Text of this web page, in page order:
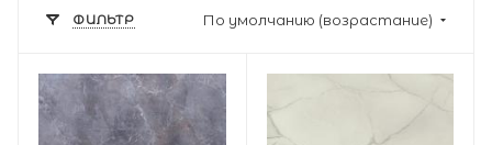
ФИЛЬТР По умолчанию (возрастание)